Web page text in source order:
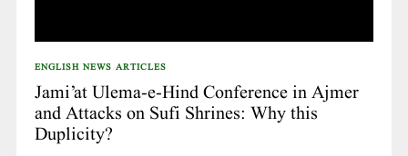
ENGLISH NEWS ARTICLES
Jami’at Ulema-e-Hind Conference in Ajmer
and Attacks on Sufi Shrines: Why this
Duplicity?